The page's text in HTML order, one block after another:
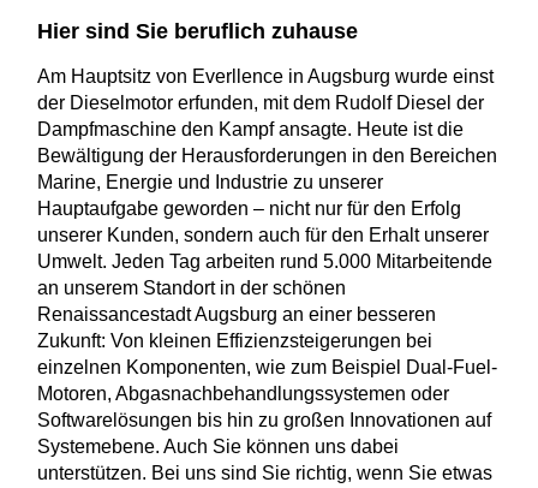
Hier sind Sie beruflich zuhause
Am Hauptsitz von Everllence in Augsburg wurde einst
der Dieselmotor erfunden, mit dem Rudolf Diesel der
Dampfmaschine den Kampf ansagte. Heute ist die
Bewältigung der Herausforderungen in den Bereichen
Marine, Energie und Industrie zu unserer
Hauptaufgabe geworden – nicht nur für den Erfolg
unserer Kunden, sondern auch für den Erhalt unserer
Umwelt. Jeden Tag arbeiten rund 5.000 Mitarbeitende
an unserem Standort in der schönen
Renaissancestadt Augsburg an einer besseren
Zukunft: Von kleinen Effizienzsteigerungen bei
einzelnen Komponenten, wie zum Beispiel Dual-Fuel-
Motoren, Abgasnachbehandlungssystemen oder
Softwarelösungen bis hin zu großen Innovationen auf
Systemebene. Auch Sie können uns dabei
unterstützen. Bei uns sind Sie richtig, wenn Sie etwas